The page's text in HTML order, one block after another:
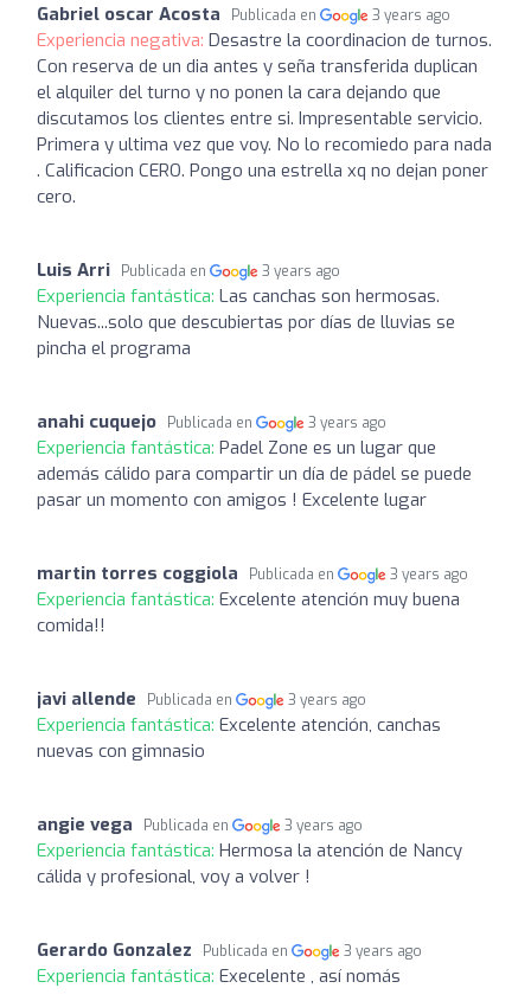
Gabriel oscar Acosta Publicada en 3 years ago
Experiencia negativa: Desastre la coordinacion de turnos.
Con reserva de un dia antes y seña transferida duplican
el alquiler del turno y no ponen la cara dejando que
discutamos los clientes entre si. Impresentable servicio.
Primera y ultima vez que voy. No lo recomiedo para nada
. Calificacion CERO. Pongo una estrella xq no dejan poner
cero.
Luis Arri Publicada en 3 years ago
Experiencia fantástica: Las canchas son hermosas.
Nuevas...solo que descubiertas por días de lluvias se
pincha el programa
anahi cuquejo Publicada en 3 years ago
Experiencia fantástica: Padel Zone es un lugar que
además cálido para compartir un día de pádel se puede
pasar un momento con amigos ! Excelente lugar
martin torres coggiola Publicada en 3 years ago
Experiencia fantástica: Excelente atención muy buena
comida!!
javi allende Publicada en 3 years ago
Experiencia fantástica: Excelente atención, canchas
nuevas con gimnasio
angie vega Publicada en 3 years ago
Experiencia fantástica: Hermosa la atención de Nancy
cálida y profesional, voy a volver !
Gerardo Gonzalez Publicada en 3 years ago
Experiencia fantástica: Execelente , así nomás